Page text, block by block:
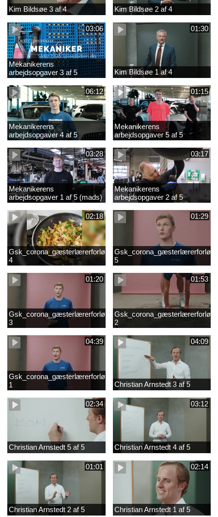
Kim Bildsøe 3 af 4 Kim Bildsøe 2 af 4
03:06
Mekanikerens
arbejdsopgaver 3 af 5
(lærepladssøgning)
01:30
Kim Bildsøe 1 af 4
06:12
Mekanikerens
arbejdsopgaver 4 af 5
(Frederik Vesti)
01:15
Mekanikerens
arbejdsopgaver 5 af 5
(Frederik Vesti)
03:28
Mekanikerens
arbejdsopgaver 1 af 5 (mads)
03:17
Mekanikerens
arbejdsopgaver 2 af 5
(magnus)
02:18
Gsk_corona_gæsterlærerforløb_Axelsen_del
4
01:29
5
01:20
Gsk_corona_gæsterlærerforløb_Axelsen_del
3
01:53
2
04:39
Gsk_corona_gæsterlærerforløb_Axelsen_del
1
04:09
Christian Arnstedt 3 af 5
02:34
Christian Arnstedt 5 af 5
03:12
Christian Arnstedt 4 af 5
01:01
Christian Arnstedt 2 af 5
02:14
Christian Arnstedt 1 af 5